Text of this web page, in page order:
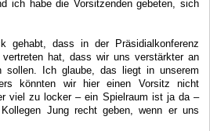
ich habe die Vorsitzenden gebeten, sich
gehabt, dass in der Präsidialkonferenz
hat, dass wir uns verstärkter an
sollen. Ich glaube, das liegt in unserem
könnten wir hier einen Vorsitz nicht
viel zu locker – ein Spielraum ist ja da –
Jung recht geben, wenn er uns